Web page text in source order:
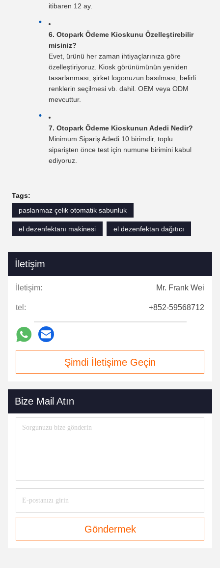
itibaren 12 ay.
6. Otopark Ödeme Kioskunu Özelleştirebilir
misiniz?
Evet, ürünü her zaman ihtiyaçlarınıza göre
özelleştiriyoruz. Kiosk görünümünün yeniden
tasarlanması, şirket logonuzun basılması, belirli
renklerin seçilmesi vb. dahil. OEM veya ODM
mevcuttur.
7. Otopark Ödeme Kioskunun Adedi Nedir?
Minimum Sipariş Adedi 10 birimdir, toplu
siparişten önce test için numune birimini kabul
ediyoruz.
Tags:
paslanmaz çelik otomatik sabunluk
el dezenfektanı makinesi el dezenfektan dağıtıcı
İletişim
İletişim: Mr. Frank Wei
tel: +852-59568712
Şimdi İletişime Geçin
Bize Mail Atın
Göndermek